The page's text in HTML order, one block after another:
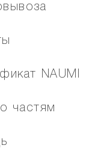
NAUMI
частям